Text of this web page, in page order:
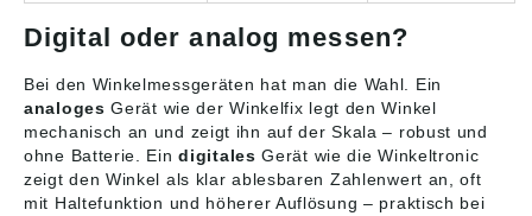
Digital oder analog messen?
Bei den Winkelmessgeräten hat man die Wahl. Ein
analoges Gerät wie der Winkelfix legt den Winkel
mechanisch an und zeigt ihn auf der Skala – robust und
ohne Batterie. Eindigitales Gerät wie die Winkeltronic
zeigt den Winkel als klar ablesbaren Zahlenwert an, oft
mit Haltefunktion und höherer Auflösung – praktisch bei